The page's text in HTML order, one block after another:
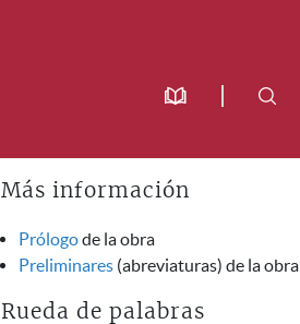
Más información
Prólogode la obra
Preliminares (abreviaturas) de la obra
Rueda de palabras